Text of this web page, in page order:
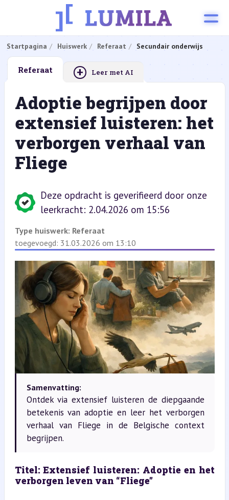
Startpagina Huiswerk Referaat Secundair onderwijs
Referaat + Leer met AI
Adoptie begrijpen door
extensief luisteren: het
verborgen verhaal van
Fliege
Deze opdracht is geverifieerd door onze
leerkracht: 2.04.2026 om 15:56
Type huiswerk: Referaat
toegevoegd: 31.03.2026 om 13:10
Samenvatting:
Ontdek via extensief luisteren de diepgaande
betekenis van adoptie en leer het verborgen
verhaal van Fliege in de Belgische context
begrijpen.
Titel: Extensief luisteren: Adoptie en het
verborgen leven van “Fliege”